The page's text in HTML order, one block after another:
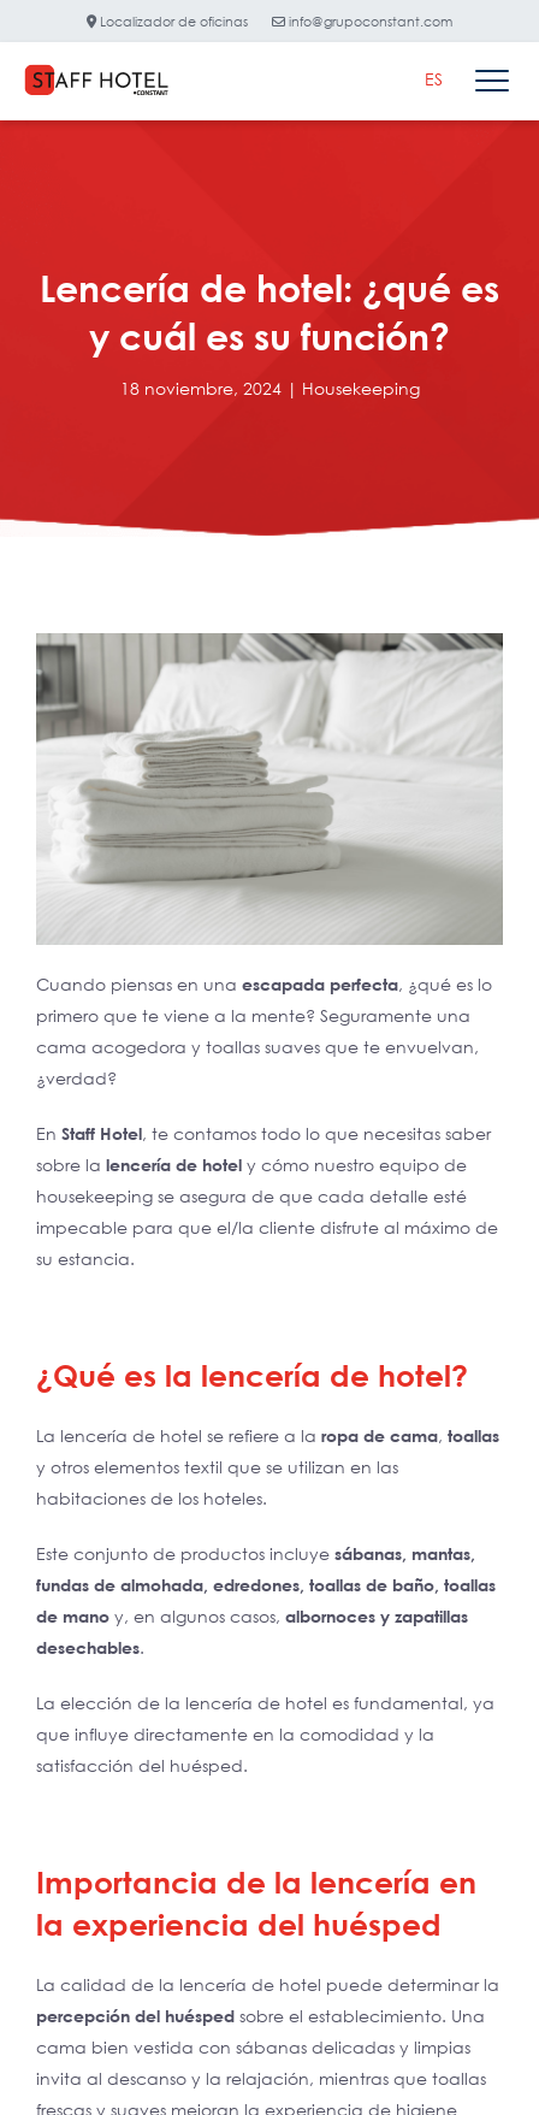
Localizador de oficinas info@grupoconstant.com
ES
Lencería de hotel: ¿qué es
y cuál es su función?
18 noviembre, 2024 | Housekeeping
Cuando piensas en una escapada perfecta, ¿qué es lo
primero que te viene a la mente? Seguramente una
cama acogedora y toallas suaves que te envuelvan,
¿verdad?
En Staff Hotel, te contamos todo lo que necesitas saber
sobre la lencería de hotel y cómo nuestro equipo de
housekeeping se asegura de que cada detalle esté
impecable para que el/la cliente disfrute al máximo de
su estancia.
¿Qué es la lencería de hotel?
La lencería de hotel se refiere a la ropa de cama, toallas
y otros elementos textil que se utilizan en las
habitaciones de los hoteles.
Este conjunto de productos incluye sábanas, mantas,
fundas de almohada, edredones, toallas de baño, toallas
de mano y, en algunos casos, albornoces y zapatillas
desechables.
La elección de la lencería de hotel es fundamental, ya
que influye directamente en la comodidad y la
satisfacción del huésped.
Importancia de la lencería en
la experiencia del huésped
La calidad de la lencería de hotel puede determinar la
percepción del huésped sobre el establecimiento. Una
cama bien vestida con sábanas delicadas y limpias
invita al descanso y la relajación, mientras que toallas
frescas y suaves mejoran la experiencia de higiene